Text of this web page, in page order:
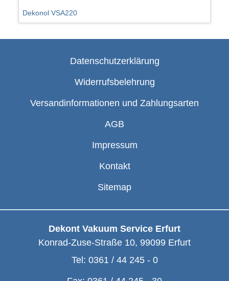
Dekonol VSA220
Datenschutzerklärung
Widerrufsbelehrung
Versandinformationen und Zahlungsarten
AGB
Impressum
Kontakt
Sitemap
Dekont Vakuum Service Erfurt
Konrad-Zuse-Straße 10, 99099 Erfurt
Tel: 0361 / 44 245 - 0